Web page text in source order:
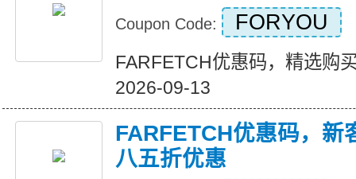
Coupon Code: FORYOU
FARFETCH优惠码，精选购
2026-09-13
FARFETCH优惠码，新
八五折优惠